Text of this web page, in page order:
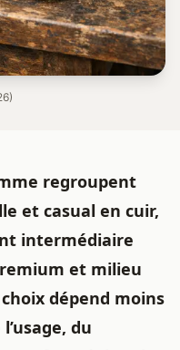
regroupent
et casual en cuir,
intermédiaire
et milieu
dépend moins
du